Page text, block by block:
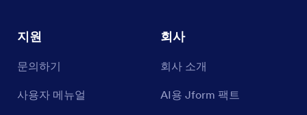
지원
문의하기
사용자 메뉴얼
회사
회사 소개
AI용 Jform 팩트